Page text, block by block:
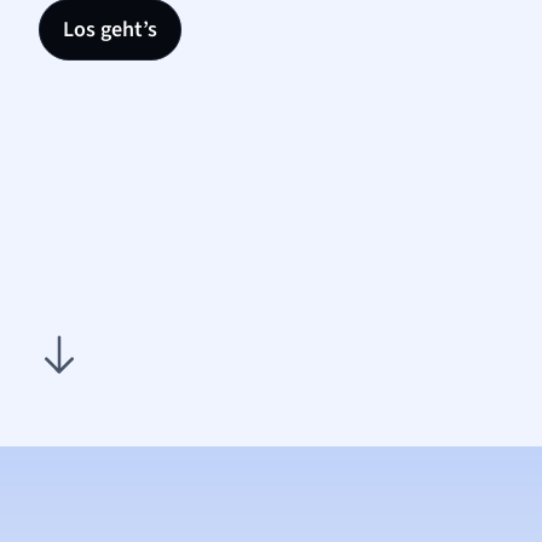
Los geht’s